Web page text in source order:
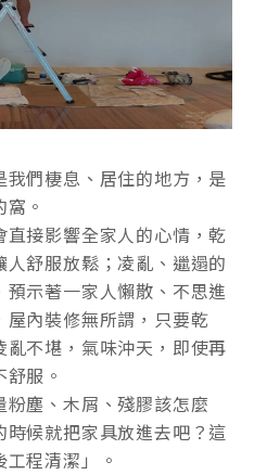
們棲息、居住的地方，是
。
接影響全家人的心情，乾
舒服放鬆；凌亂、邋遢的
示著一家人懶散、不思進
內裝修無所謂，只要乾
不堪，氣味沖天，即使再
服。
塵、木屑、殘膠該怎麼
候就把家具放進去吧？這
程清潔」。